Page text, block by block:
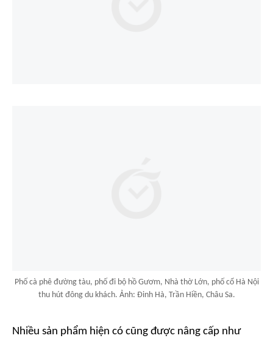
Phố cà phê đường tàu, phố đi bộ hồ Gươm, Nhà thờ Lớn, phố cổ Hà Nội
thu hút đông du khách. Ảnh: Đinh Hà, Trần Hiền, Châu Sa.
Nhiều sản phẩm hiện có cũng được nâng cấp như